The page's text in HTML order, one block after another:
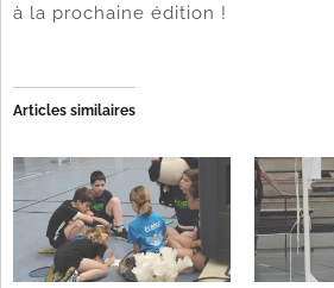
à la prochaine édition !
Articles similaires